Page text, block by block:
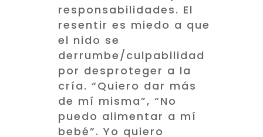
responsabilidades. El
resentir es miedo a que
el nido se
derrumbe/culpabilidad
por desproteger a la
cría. “Quiero dar más
de mí misma”, “No
puedo alimentar a mí
bebé”. Yo quiero